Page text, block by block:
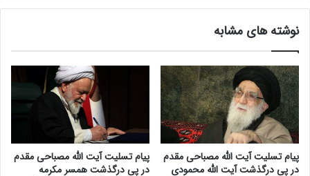
م
ر
ت
ح
ا
ل
آ
ی
ن
ا
و
ی
ا
س
ل
ا
م
نوشته های مشابه
پیام تسلیت آیت الله مصباحی مقدم
در پی درگذشت آیت الله محمودی
پیام تسلیت آیت الله مصباحی مقدم
در پی درگذشت همسر مکرمه